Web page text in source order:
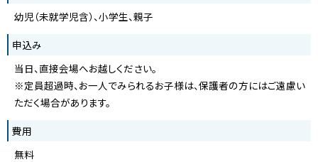
幼児（未就学児含）、小学生、親子
申込み
当日、直接会場へお越しください。
※定員超過時、お一人でみられるお子様は、保護者の方にはご遠慮い
ただく場合があります。
費用
無料